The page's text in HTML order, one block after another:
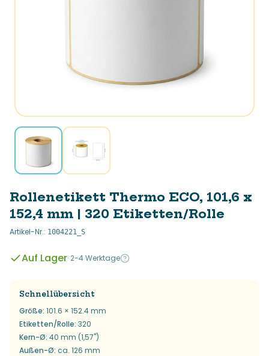
Rollenetikett Thermo ECO, 101,6 x
152,4 mm | 320 Etiketten/Rolle
Artikel-Nr.: 1004221_S
Auf Lager· 2-4 Werktage
Schnellübersicht
Größe: 101.6 × 152.4 mm
Etiketten/Rolle: 320
Kern-Ø: 40 mm (1,57")
Außen-Ø: ca. 126 mm